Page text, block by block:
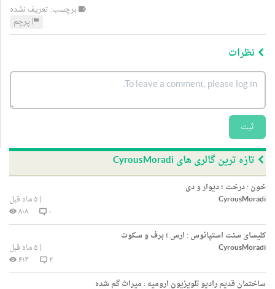
برچسب: تعریف نشده
پرچم
نظرات
ثبت
تازه ترین گالری های CyrousMoradi
خون : درخت ؛ دیوار و دی
CyrousMoradi
|۵ ماه قبل
۰
۸۰۸
کلیسای سنت استپانوس : ارس ؛ برف و سکوت
CyrousMoradi
|۵ ماه قبل
۲
۶۱۳
ساختمان قدیم رادیو تلویزیون ارومیه : میراث گم شده